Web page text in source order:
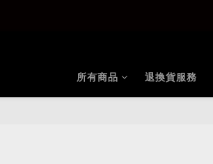
所有商品 退換貨服務